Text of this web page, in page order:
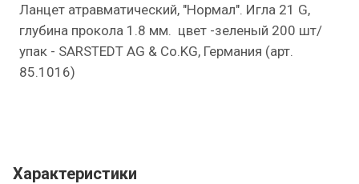
Ланцет атравматический, "Нормал". Игла 21 G,
глубина прокола 1.8 мм. цвет -зеленый 200 шт/
упак - SARSTEDT AG & Co.KG, Германия (арт.
85.1016)
Характеристики